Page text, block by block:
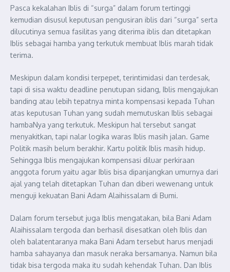
Pasca kekalahan Iblis di “surga” dalam forum tertinggi
kemudian disusul keputusan pengusiran iblis dari “surga” serta
dilucutinya semua fasilitas yang diterima iblis dan ditetapkan
Iblis sebagai hamba yang terkutuk membuat Iblis marah tidak
terima.
Meskipun dalam kondisi terpepet, terintimidasi dan terdesak,
tapi di sisa waktu deadline penutupan sidang, Iblis mengajukan
banding atau lebih tepatnya minta kompensasi kepada Tuhan
atas keputusan Tuhan yang sudah memutuskan Iblis sebagai
hambaNya yang terkutuk. Meskipun hal tersebut sangat
menyakitkan, tapi nalar logika waras Iblis masih jalan. Game
Politik masih belum berakhir. Kartu politik Iblis masih hidup.
Sehingga Iblis mengajukan kompensasi diluar perkiraan
anggota forum yaitu agar Iblis bisa dipanjangkan umurnya dari
ajal yang telah ditetapkan Tuhan dan diberi wewenang untuk
menguji kekuatan Bani Adam Alaihissalam di Bumi.
Dalam forum tersebut juga Iblis mengatakan, bila Bani Adam
Alaihissalam tergoda dan berhasil disesatkan oleh Iblis dan
oleh balatentaranya maka Bani Adam tersebut harus menjadi
hamba sahayanya dan masuk neraka bersamanya. Namun bila
tidak bisa tergoda maka itu sudah kehendak Tuhan. Dan Iblis